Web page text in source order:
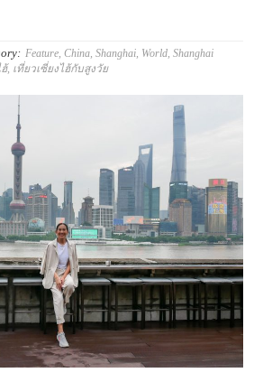
Feature,China,Shanghai, World,Shanghai
ฮ้, เที่ยวเซี่ยงไฮ้กับสูงวัย